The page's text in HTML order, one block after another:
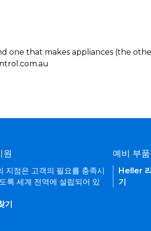
one that makes appliances (the
원
지점은 고객의 필요를 충족시
록 세계 전역에 설립되어 있
기
예비 부품
Heller
기